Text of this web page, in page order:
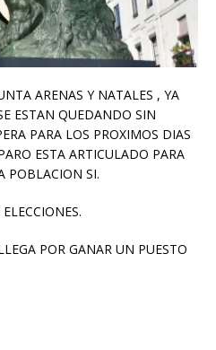
ARENAS Y NATALES , YA
ESTAN QUEDANDO SIN
PARA LOS PROXIMOS DIAS
ESTA ARTICULADO PARA
POBLACION SI.
POR GANAR UN PUESTO